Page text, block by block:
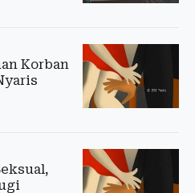
Korban